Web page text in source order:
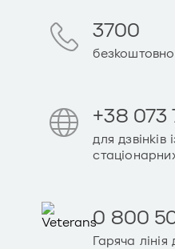
3700
+38 073
для дзвінків
0 800
Гаряча лінія